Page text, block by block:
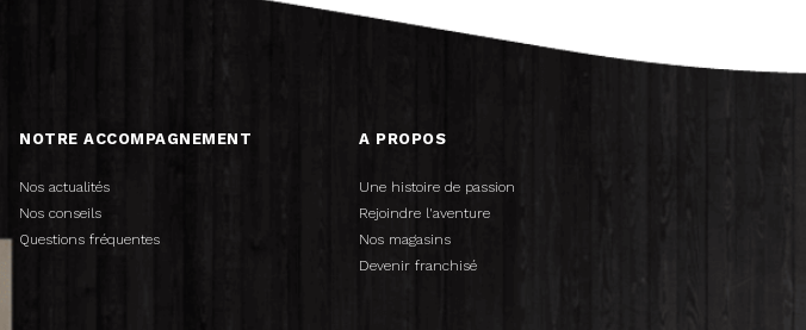
NOTRE ACCOMPAGNEMENT
Nos actualités
Nos conseils
Questions fréquentes
A PROPOS
Une histoire de passion
Rejoindre l'aventure
Nos magasins
Devenir franchisé